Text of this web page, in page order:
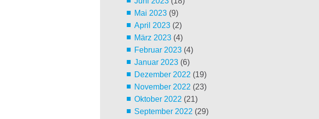
Mai 2023(9)
April 2023(2)
März 2023(4)
Februar 2023(4)
Januar 2023(6)
Dezember 2022 (19)
November 2022 (23)
Oktober 2022 (21)
September 2022 (29)